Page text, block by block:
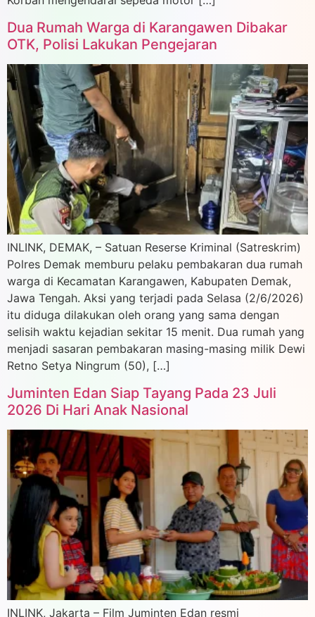
Dua Rumah Warga di Karangawen Dibakar
OTK, Polisi Lakukan Pengejaran
INLINK, DEMAK, – Satuan Reserse Kriminal (Satreskrim)
Polres Demak memburu pelaku pembakaran dua rumah
warga di Kecamatan Karangawen, Kabupaten Demak,
Jawa Tengah. Aksi yang terjadi pada Selasa (2/6/2026)
itu diduga dilakukan oleh orang yang sama dengan
selisih waktu kejadian sekitar 15 menit. Dua rumah yang
menjadi sasaran pembakaran masing-masing milik Dewi
Retno Setya Ningrum (50), […]
Juminten Edan Siap Tayang Pada 23 Juli
2026 Di Hari Anak Nasional
INLINK, Jakarta – Film Juminten Edan resmi